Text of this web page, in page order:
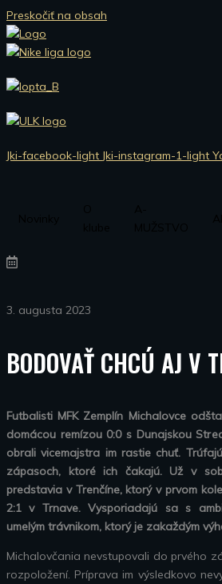
Preskočiť na obsah
Jki-facebook-light Jki-instagram-1-light
3. augusta 2023
BODOVAŤ CHCÚ AJ V
Futbalisti MFK Zemplín Michalovce
domácou remízou 0:0 s Dunajskou
obrali vicemajstra im rastie chuť.
zápasoch, ktoré ich čakajú. Už v
predstavia v Trenčíne, ktorý v prvom
2:1 v Trnave. Vysporiadajú sa s
umelým trávnikom, ktorý je zakaždým
Michalovčania nevstupovali do prvého
rozpoložení. Príprava im výsledkovo